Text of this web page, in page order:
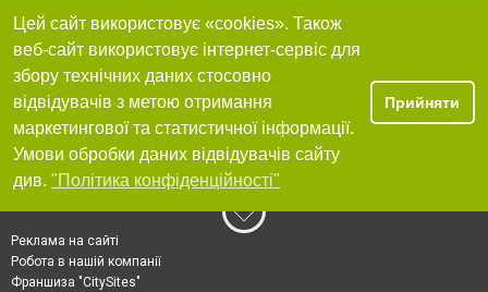
Цей сайт використовує «cookies». Також
веб-сайт використовує інтернет-сервіс для
збору технічних даних стосовно
відвідувачів з метою отримання
маркетингової та статистичної інформації.
Умови обробки даних відвідувачів сайту
див. "Політика конфіденційності"
Прийняти
Реклама на сайті
Робота в нашій компанії
Франшиза "CitySites"